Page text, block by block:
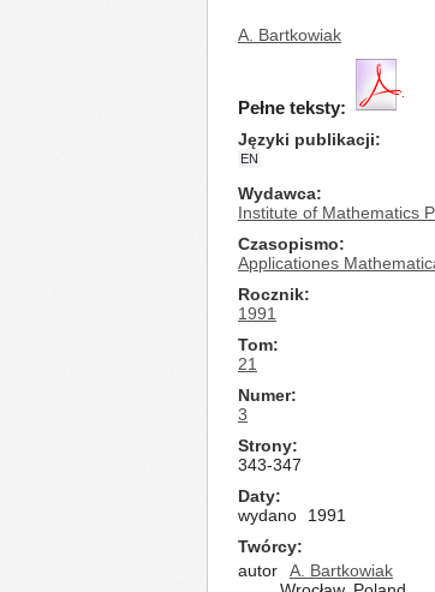
A. Bartkowiak
Pełne teksty:
Języki publikacji
EN
Wydawca
Institute of Mathematics
Czasopismo
Applicationes
Rocznik
1991
Tom
21
Numer
3
Strony
343-347
Daty
wydano
1991
Twórcy
autor
A. Bartkowiak